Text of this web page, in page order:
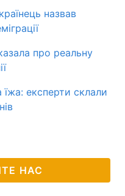
назвав
про реальну
їжа: експерти склали
НАС